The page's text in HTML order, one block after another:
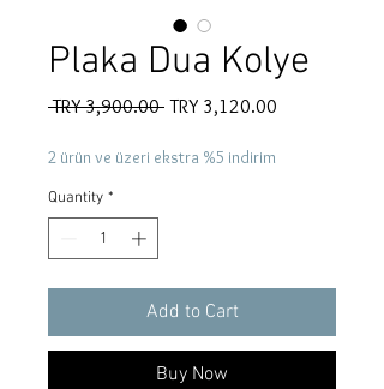
Plaka Dua Kolye
TRY 3,900.00 Regular
TRY 3,120.00
2 ürün ve üzeri ekstra %5 indirim
Quantity *
Add to Cart
Buy Now